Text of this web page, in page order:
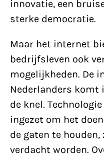
innovatie, een
sterke democratie.
Maar het internet
bedrijfsleven ook
mogelijkheden. De
Nederlanders komt
de knel.
ingezet om het
de gaten te
verdacht worden.